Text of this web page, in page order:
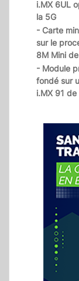
i.MX 6UL
la 5G
- Carte
sur le
8M Mini
- Module
fondé sur
i.MX 91 de